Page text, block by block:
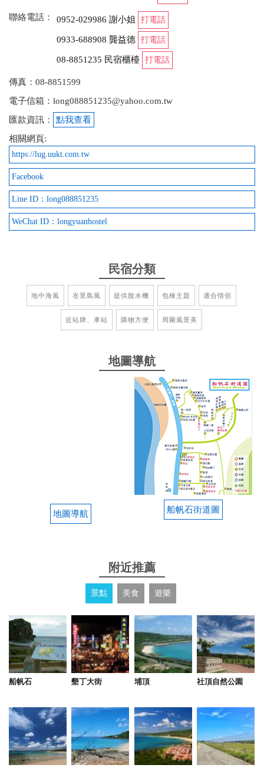
2024-02-12 09:18:31
房間空間真的很大！四人房甚至還有一個小客廳！ 服
務人員也很親切～一進到民宿櫃檯阿姨就很熱情的招
房間坪數夠大，有分標準床跟加大床，非常適合親子
跟情侶，鬧中取靜，對面就有沙灘，跟7-11，老闆親
切，值得再訪
from google
住宿體驗整體來說不錯！ 1.在便利商店後面，買東西
很便利。 2.斜對面就是船帆石沙灘。 3.房間漂亮、設
施齊全。 4.店家提供沖水洗裝備服務。 5.美中不足就
from google
2022-09-19 06:17:34
乾淨舒服的房間，雖然有螞蟻但是不是會咬人的紅螞
蟻，不影響住宿品質。 有停車場離海邊近，完全可
以！
2022-08-03 04:45:09
房間內就可以看到海景很美，景色絕對超過五星評
涼！地點方便、旅遊體驗佳下次還會想去住宿~！
from google
2022-06-26 01:44:03
老闆很熱情 房間還算乾淨 可以在陽台吃東西吹風 但
是看的景不多 會被前面的房子擋住
from google
聯絡電話： 0952-029986 謝小姐 打電話
0933-688908 龔益德 打電話
08-8851235 民宿櫃檯 打電話
傳真：08-8851599
電子信箱：long088851235@yahoo.com.tw
匯款資訊：
點我查看
相關網頁:
https://lug.uukt.com.tw
Facebook
Line ID：long088851235
WeChat ID：longyuanhostel
民宿分類
地中海風 峇里島風 提供脫水機 包棟主題 適合情侶
近站牌、車站 購物方便 周圍風景美
地圖導航
地圖導航 船帆石街道圖
附近推薦
景點 美食 遊樂
船帆石 墾丁大街 埔頂 社頂自然公園